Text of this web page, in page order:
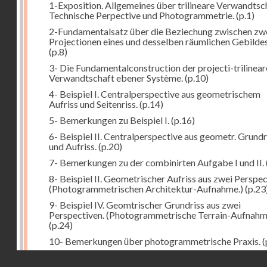
1-Exposition. Allgemeines über trilineare
Technische Perpective und Photogrammetrie. (p.1)
2-Fundamentalsatz über die Beziechung zwischen
Projectionen eines und desselben räumlichen
(p.8)
3- Die Fundamentalconstruction der projecti-
Verwandtschaft ebener Système. (p.10)
4- Beispiel I. Centralperspective aus geometrischem
Aufriss und Seitenriss. (p.14)
5- Bemerkungen zu Beispiel I. (p.16)
6- Beispiel II. Centralperspective aus geometr.
und Aufriss. (p.20)
7- Bemerkungen zu der combinirten Aufgabe I und II.
8- Beispiel II. Geometrischer Aufriss aus zwei
(Photogrammetrischen Architektur-Aufnahme.)
9- Beispiel IV. Geomtrischer Grundriss aus zwei
Perspectiven. (Photogrammetrische Terrain-
(p.24)
10- Bemerkungen über photogrammetrische Praxis.